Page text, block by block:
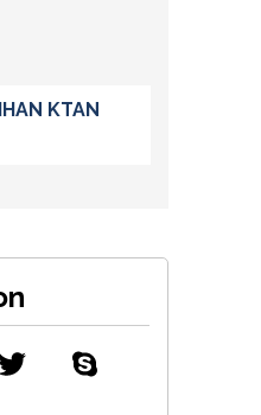
KTAN